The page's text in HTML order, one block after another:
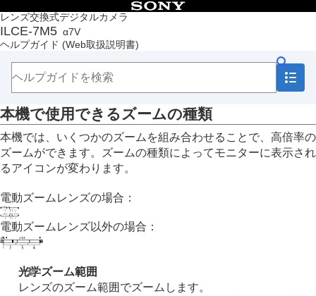
レンズ交換式デジタルカメラ
ILCE-7M5 α7V
ヘルプガイド (Web取扱説明書)
目次
トップページ
ヘルプガイドの使いかた
本体と付属品を確認する
本機の基本操作
準備/基本的な撮影
MENU一覧から機能を探す
撮影機能を活用する
この章の目次
自分撮り動画やVlog撮影に便利な機能
被写体認識AF
ISO感度を選ぶ
ホワイトバランス
本機で使用できるズームの種類
本機では、いくつかのズームを組み合わせることで、高倍率の
ズームができます。ズームの種類によってモニターに表示され
るアイコンが変わります。
電動ズームレンズの場合：
電動ズームレンズ以外の場合：
光学ズーム範囲
レンズのズーム範囲でズームします。